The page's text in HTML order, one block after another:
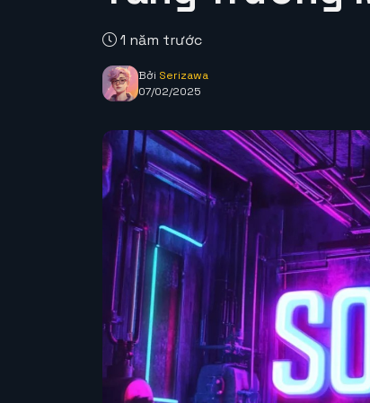
1 năm trước
Bởi Serizawa
07/02/2025